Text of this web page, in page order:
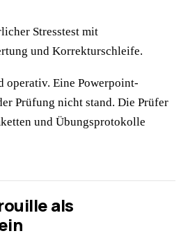
Stresstest mit
und Korrekturschleife.
operativ. Eine Powerpoint-
Prüfung nicht stand. Die Prüfer
und Übungsprotokolle
als